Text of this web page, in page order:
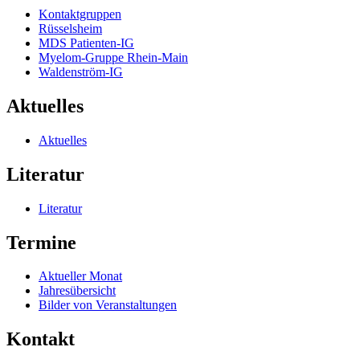
Kontaktgruppen
Rüsselsheim
MDS Patienten-IG
Myelom-Gruppe Rhein-Main
Waldenström-IG
Aktuelles
Aktuelles
Literatur
Literatur
Termine
Aktueller Monat
Jahresübersicht
Bilder von Veranstaltungen
Kontakt